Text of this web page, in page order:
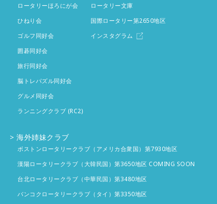
ロータリーほろにが会
ひねり会
ゴルフ同好会
囲碁同好会
旅行同好会
脳トレパズル同好会
グルメ同好会
ランニングクラブ (RC2)
ロータリー文庫
国際ロータリー第2650地区
インスタグラム
海外姉妹クラブ
ボストンロータリークラブ（アメリカ合衆国）第7930地区
漢陽ロータリークラブ（大韓民国）第3650地区 COMING SOON
台北ロータリークラブ（中華民国）第3480地区
バンコクロータリークラブ（タイ）第3350地区